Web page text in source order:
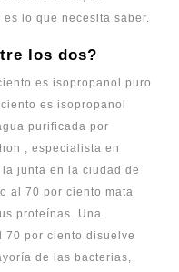
lo que necesita saber.
los dos?
es isopropanol puro
es isopropanol
purificada por
, especialista en
junta en la ciudad de
al 70 por ciento mata
proteínas. Una
70 por ciento disuelve
de las bacterias,